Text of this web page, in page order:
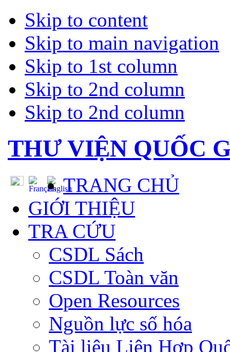
Skip to content
Skip to main navigation
Skip to 1st column
Skip to 2nd column
Skip to 2nd column
THƯ VIỆN QUỐC
TRANG CHỦ
GIỚI THIỆU
TRA CỨU
CSDL Sách
CSDL Toàn văn
Open Resources
Nguồn lực số hóa
Tài liệu Liên Hợp